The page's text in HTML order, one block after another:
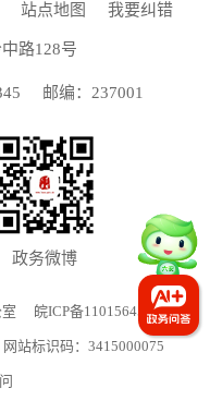
站点地图 我要纠错
路128号
邮编：237001
政务微博
皖ICP备11015645号-1
网站标识码：3415000075